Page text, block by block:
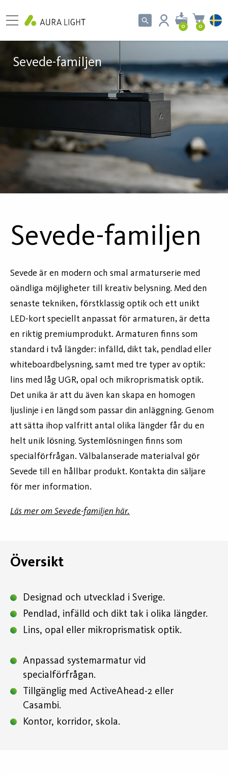
0 0
Sevede-familjen
Sevede-familjen
Sevede är en modern och smal armaturserie med
oändliga möjligheter till kreativ belysning. Med den
senaste tekniken, förstklassig optik och ett unikt
LED-kort speciellt anpassat för armaturen, är detta
en riktig premiumprodukt. Armaturen finns som
standard i två längder: infälld, dikt tak, pendlad eller
whiteboardbelysning, samt med tre typer av optik:
lins med låg UGR, opal och mikroprismatisk optik.
Det unika är att du även kan skapa en homogen
ljuslinje i en längd som passar din anläggning. Genom
att sätta ihop valfritt antal olika längder får du en
helt unik lösning. Systemlösningen finns som
specialförfrågan. Välbalanserade materialval gör
Sevede till en hållbar produkt. Kontakta din säljare
för mer information.
Läs mer om Sevede-familjen här.
Översikt
Designad och utvecklad i Sverige.
Pendlad, infälld och dikt tak i olika längder.
Lins, opal eller mikroprismatisk optik.
Anpassad systemarmatur vid
specialförfrågan.
Tillgänglig med ActiveAhead-2 eller
Casambi.
Kontor, korridor, skola.